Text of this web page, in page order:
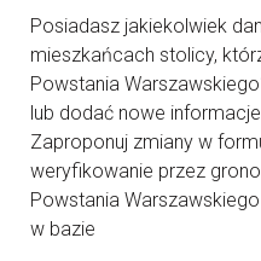
Posiadasz jakiekolwiek
mieszkańcach stolicy,
Powstania
lub dodać nowe
Zaproponuj zmiany w
weryfikowanie przez
Powstania
w bazie